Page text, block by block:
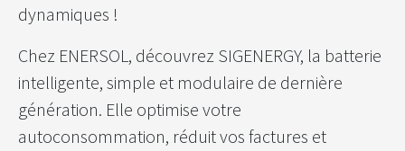
dynamiques !
Chez ENERSOL, découvrez SIGENERGY, la batterie
intelligente, simple et modulaire de dernière
génération. Elle optimise votre
autoconsommation, réduit vos factures et